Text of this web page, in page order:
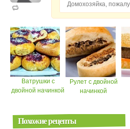
Ватрушки с
двойной начинкой
Рулет с двойной
начинкой
Похожие рецепты